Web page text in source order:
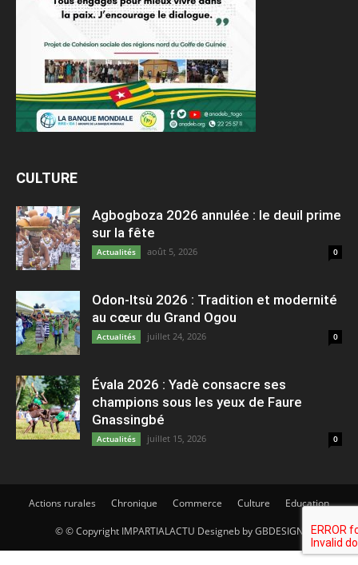
CULTURE
Agbogboza 2026 annulée : le deuil prime
sur la fête
Actualités août 5, 2026 0
Odon-Itsù 2026 : Tradition et modernité
au cœur du Grand Ogou
Actualités juillet 24, 2026 0
Évala 2026 : Yadè consacre ses
champions sous les yeux de Faure
Gnassingbé
Actualités juillet 15, 2026 0
Actions rurales Chronique Commerce Culture Education
© © Copyright IMPARTIALACTU Designeb by GBDESIGN